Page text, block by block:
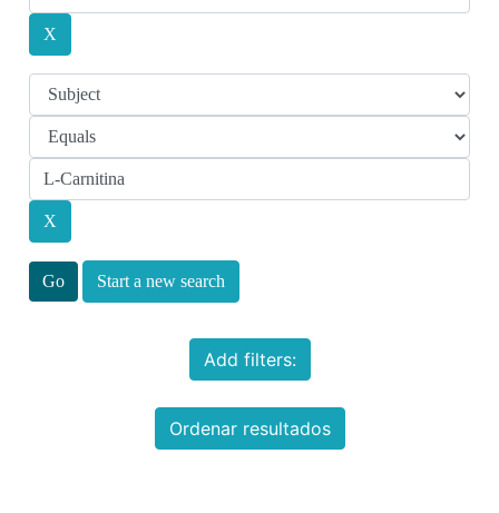
Start a new search
Add filters:
Ordenar resultados